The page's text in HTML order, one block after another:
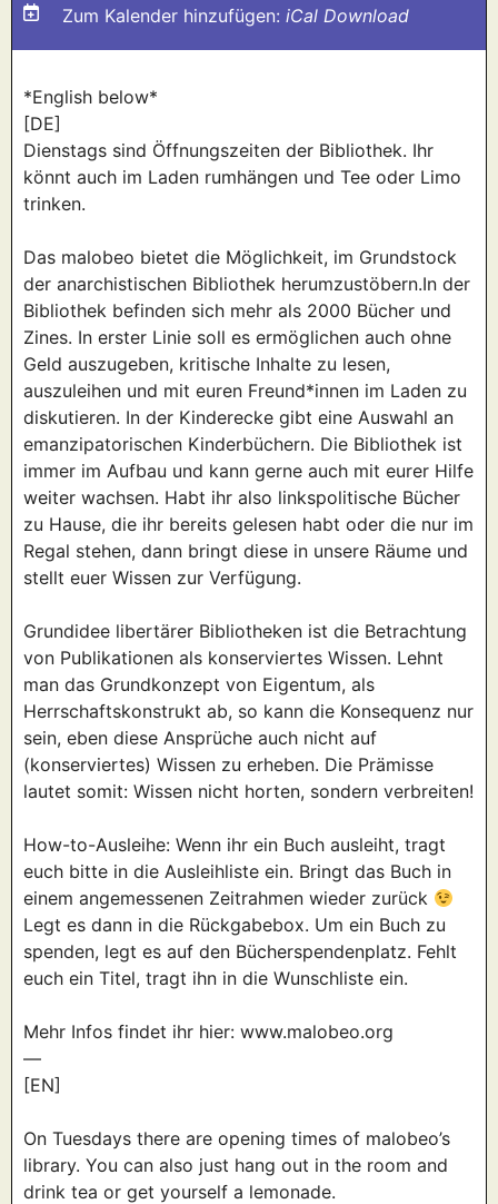
Zum Kalender hinzufügen: iCal Download
*English below*
[DE]
Dienstags sind Öffnungszeiten der Bibliothek. Ihr
könnt auch im Laden rumhängen und Tee oder Limo
trinken.
Das malobeo bietet die Möglichkeit, im Grundstock
der anarchistischen Bibliothek herumzustöbern.In der
Bibliothek befinden sich mehr als 2000 Bücher und
Zines. In erster Linie soll es ermöglichen auch ohne
Geld auszugeben, kritische Inhalte zu lesen,
auszuleihen und mit euren Freund*innen im Laden zu
diskutieren. In der Kinderecke gibt eine Auswahl an
emanzipatorischen Kinderbüchern. Die Bibliothek ist
immer im Aufbau und kann gerne auch mit eurer Hilfe
weiter wachsen. Habt ihr also linkspolitische Bücher
zu Hause, die ihr bereits gelesen habt oder die nur im
Regal stehen, dann bringt diese in unsere Räume und
stellt euer Wissen zur Verfügung.
Grundidee libertärer Bibliotheken ist die Betrachtung
von Publikationen als konserviertes Wissen. Lehnt
man das Grundkonzept von Eigentum, als
Herrschaftskonstrukt ab, so kann die Konsequenz nur
sein, eben diese Ansprüche auch nicht auf
(konserviertes) Wissen zu erheben. Die Prämisse
lautet somit: Wissen nicht horten, sondern verbreiten!
How-to-Ausleihe: Wenn ihr ein Buch ausleiht, tragt
euch bitte in die Ausleihliste ein. Bringt das Buch in
einem angemessenen Zeitrahmen wieder zurück
Legt es dann in die Rückgabebox. Um ein Buch zu
spenden, legt es auf den Bücherspendenplatz. Fehlt
euch ein Titel, tragt ihn in die Wunschliste ein.
Mehr Infos findet ihr hier: www.malobeo.org
—
[EN]
On Tuesdays there are opening times of malobeo’s
library. You can also just hang out in the room and
drink tea or get yourself a lemonade.